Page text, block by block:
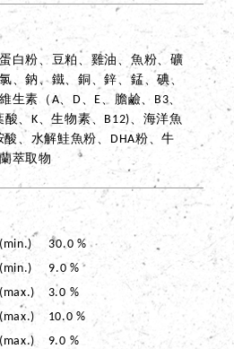
白粉、豆粕、雞油、魚粉、礦
、鈉、鐵、銅、鋅、錳、碘、
生素（A、D、E、膽鹼、B3、
酸、K、生物素、B12)、海洋魚
、水解鮭魚粉、DHA粉、牛
萃取物
30.0 %
9.0 %
3.0 %
10.0 %
9.0 %